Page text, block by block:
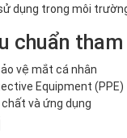
dụng trong môi
chuẩn
vệ mắt cá nhân
Equipment (PPE)
và ứng dụng